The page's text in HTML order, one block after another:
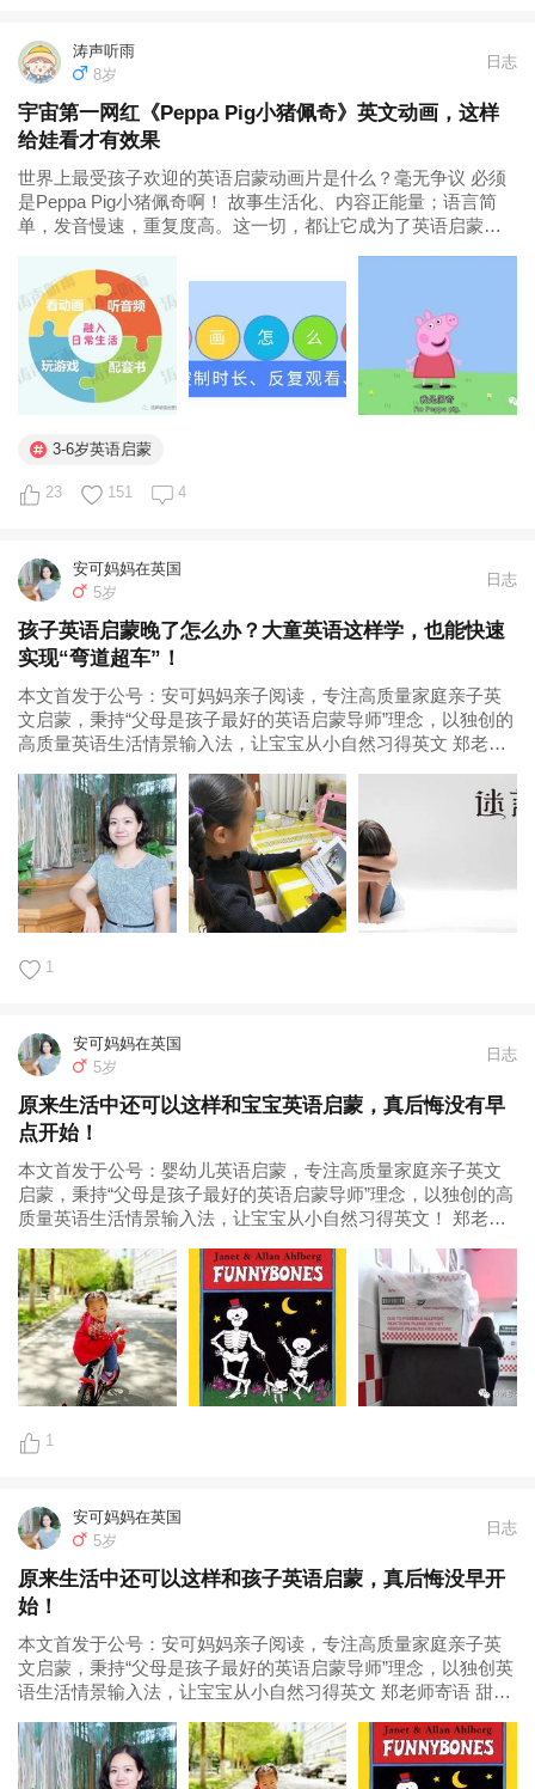
涛声听雨
8岁
日志
宇宙第一网红《Peppa Pig小猪佩奇》英文动画，这样
给娃看才有效果
世界上最受孩子欢迎的英语启蒙动画片是什么？毫无争议 必须
是Peppa Pig小猪佩奇啊！ 故事生活化、内容正能量；语言简
单，发音慢速，重复度高。这一切，都让它成为了英语启蒙好
从会看→会说呢？简单地说，就是看听读玩循环做。 这里...
3-6岁英语启蒙
23 151 4
安可妈妈在英国
5岁
日志
孩子英语启蒙晚了怎么办？大童英语这样学，也能快速
实现“弯道超车”！
本文首发于公号：安可妈妈亲子阅读，专注高质量家庭亲子英
文启蒙，秉持“父母是孩子最好的英语启蒙导师”理念，以独创的
高质量英语生活情景输入法，让宝宝从小自然习得英文 郑老师
有感情色彩的，没有人与人之间的交流互动，孩子英语学习会
大打折扣。而且语言学...
1
安可妈妈在英国
5岁
日志
原来生活中还可以这样和宝宝英语启蒙，真后悔没有早
点开始！
本文首发于公号：婴幼儿英语启蒙，专注高质量家庭亲子英文
启蒙，秉持“父母是孩子最好的英语启蒙导师”理念，以独创的高
质量英语生活情景输入法，让宝宝从小自然习得英文！ 郑老师
我相信对其他妈妈的学习一定会有所帮助。 有些妈妈看我群里
发的安可说英语...
1
安可妈妈在英国
5岁
日志
原来生活中还可以这样和孩子英语启蒙，真后悔没早开
始！
本文首发于公号：安可妈妈亲子阅读，专注高质量家庭亲子英
文启蒙，秉持“父母是孩子最好的英语启蒙导师”理念，以独创英
语生活情景输入法，让宝宝从小自然习得英文 郑老师寄语 甜甜
他妈妈的学习一定会有所帮助。 有些妈妈看我视频号和群里发
的安可说英语的...